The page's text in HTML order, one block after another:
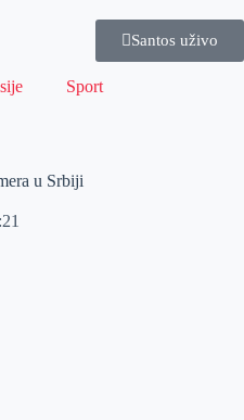
Santos uživo
Sport
u Srbiji